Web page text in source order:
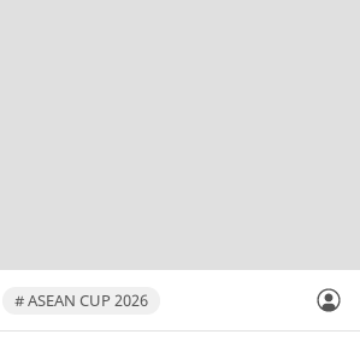
# ASEAN CUP 2026